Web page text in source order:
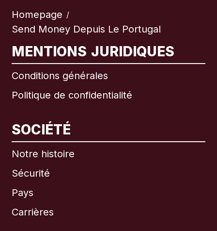
Homepage /
Send Money Depuis Le Portugal
MENTIONS JURIDIQUES
Conditions générales
Politique de confidentialité
SOCIÉTÉ
Notre histoire
Sécurité
Pays
Carrières